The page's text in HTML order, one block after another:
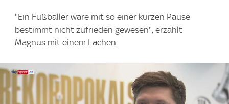
"Ein Fußballer wäre mit so einer kurzen Pause
bestimmt nicht zufrieden gewesen", erzählt
Magnus mit einem Lachen.